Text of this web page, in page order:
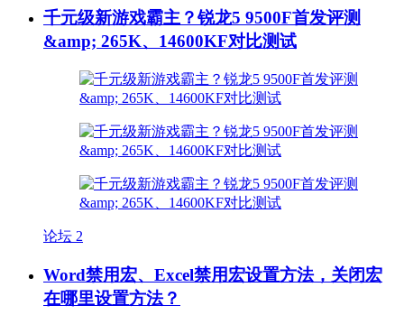
千元级新游戏霸主？锐龙5 9500F首发评测
&amp; 265K、14600KF对比测试
论坛 2
Word禁用宏、Excel禁用宏设置方法，关闭宏
在哪里设置方法？